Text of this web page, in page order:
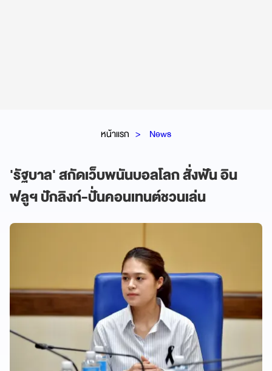
หน้าแรก News
'รัฐบาล' สกัดเว็บพนันบอลโลก สั่งฟัน อิน
ฟลูฯ ปักลิงก์-ปั่นคอนเทนต์ชวนเล่น